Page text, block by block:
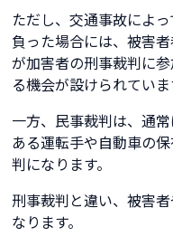
ただし、交通事故によ
負った場合には、被害
が加害者の刑事裁判に
る機会が設けられていま
一方、民事裁判は、通
ある運転手や自動車の
判になります。
刑事裁判と違い、被害
なります。